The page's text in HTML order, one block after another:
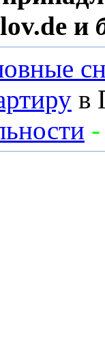
и
в